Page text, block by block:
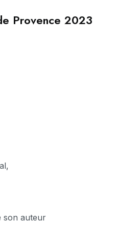
Provence 2023
son auteur